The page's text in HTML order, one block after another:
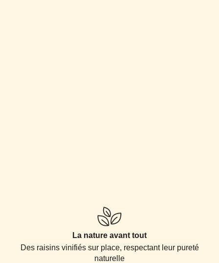
La nature avant tout
Des raisins vinifiés sur place, respectant leur pureté
naturelle